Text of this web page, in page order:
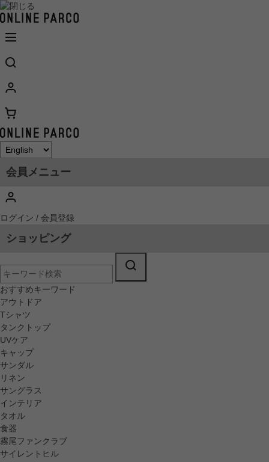
会員メニュー
ログイン / 会員登録
ショッピング
おすすめキーワード
アウトドア
Tシャツ
タンクトップ
UVケア
キャップ
サンダル
リネン
サングラス
インテリア
タオル
食器
霧尾ファンクラブ
サイレントヒル